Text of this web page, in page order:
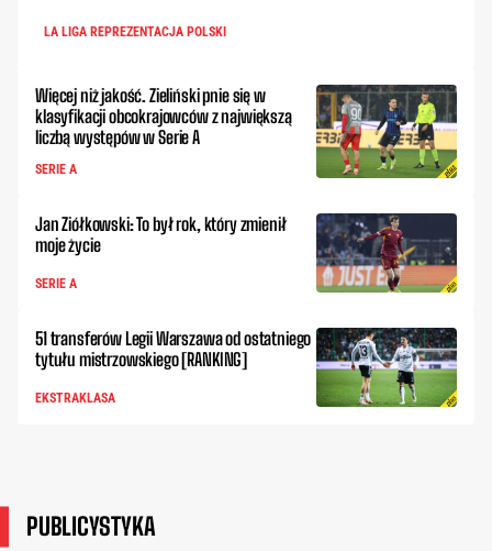
LA LIGA REPREZENTACJA POLSKI
Więcej niż jakość. Zieliński pnie się w
klasyfikacji obcokrajowców z największą
liczbą występów w Serie A
SERIE A
Jan Ziółkowski: To był rok, który zmienił
moje życie
SERIE A
51 transferów Legii Warszawa od ostatniego
tytułu mistrzowskiego [RANKING]
EKSTRAKLASA
PUBLICYSTYKA